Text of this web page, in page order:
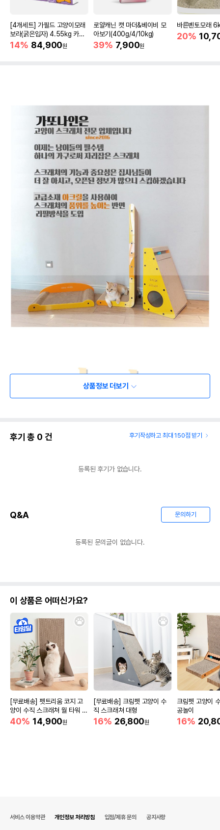
[4개세트] 가필드 고양이모래
보라(굵은입자) 4.55kg 카사
바모래
14% 84,900원
로얄캐닌 캣 마더&베이비 모
아보기(400g/4/10kg)
39% 7,900원
바른벤토모래
20%
상품정보 더보기
후기 총 0 건 후기작성하고 최대 150점 받기
등록된 후기가 없습니다.
Q&A 문의하기
등록된 문의글이 없습니다.
이 상품은 어떠신가요?
[무료배송] 펫트리움 코지 고
양이 수직 스크래쳐 월 타워 중
대형
40% 14,900원
[무료배송] 크림펫 고양이 수
직 스크래쳐 대형
16% 26,800원
크림펫 고양이
공놀이
16%
서비스 이용약관 개인정보 처리방침 입점/제휴 문의 공지사항